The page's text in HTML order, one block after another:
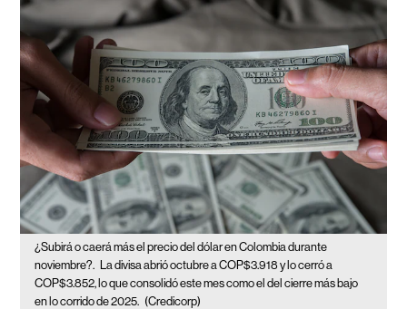
¿Subirá o caerá más el precio del dólar en Colombia durante
noviembre?.
La divisa abrió octubre a COP$3.918 y lo cerró a
COP$3.852, lo que consolidó este mes como el del cierre más bajo
en lo corrido de 2025. (Credicorp)